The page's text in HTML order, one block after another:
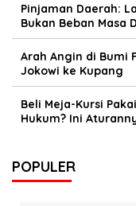
Pinjaman Daerah:
Bukan Beban Masa
Arah Angin di Bumi
Jokowi ke Kupang
Beli Meja-Kursi
Hukum? Ini
POPULER